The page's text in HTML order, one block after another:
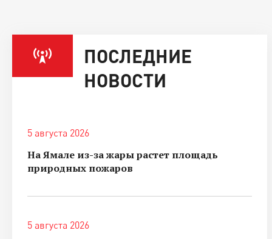
ПОСЛЕДНИЕ
НОВОСТИ
5 августа 2026
На Ямале из-за жары растет площадь
природных пожаров
5 августа 2026